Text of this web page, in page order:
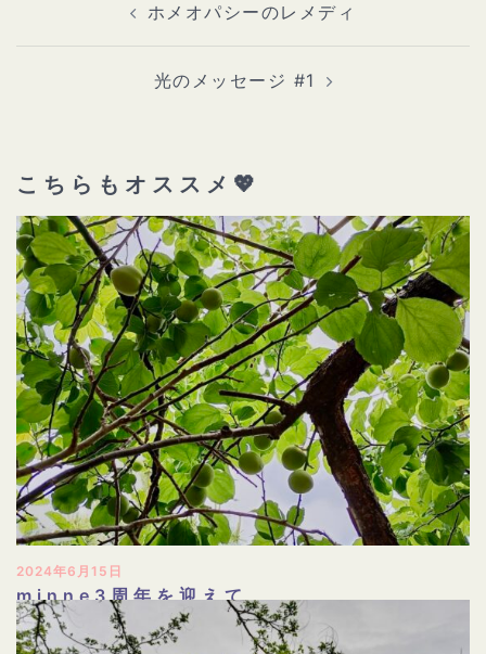
ホメオパシーのレメディ
光のメッセージ #1
こちらもオススメ💖
2024年6月15日
minne3周年を迎えて